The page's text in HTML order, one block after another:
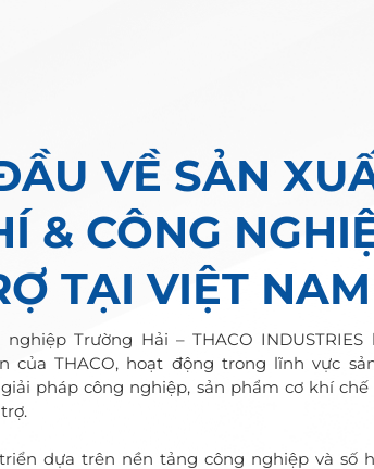
VỀ SẢN
& CÔNG
TẠI VIỆT NAM
Trường Hải – THACO INDUSTRIES
của THACO, hoạt động trong lĩnh vực
pháp công nghiệp, sản phẩm cơ khí chế
dựa trên nền tảng công nghiệp và số